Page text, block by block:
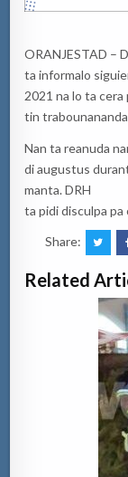
ORANJESTAD –
ta informalo
2021 na lo ta
tin
Nan ta reanuda
di augustus
manta. DRH
ta pidi disculpa pa
Share:
Related